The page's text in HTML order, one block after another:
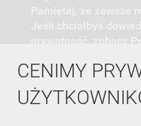
CENIMY